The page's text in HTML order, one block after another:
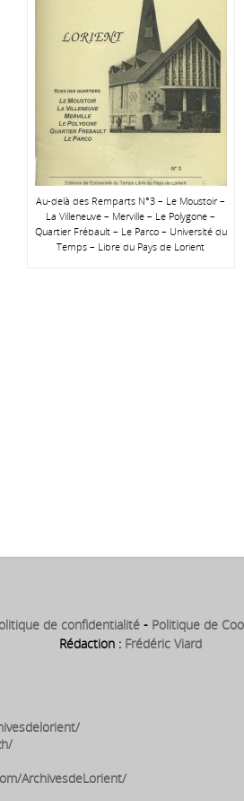
Au-delà des Remparts N°3 – Le Moustoir –
La Villeneuve – Merville – Le Polygone –
Quartier Frébault – Le Parco – Université du
Temps – Libre du Pays de Lorient
de confidentialité - Politique de
Rédaction : Frédéric Viard
ArchivesdeLorient/